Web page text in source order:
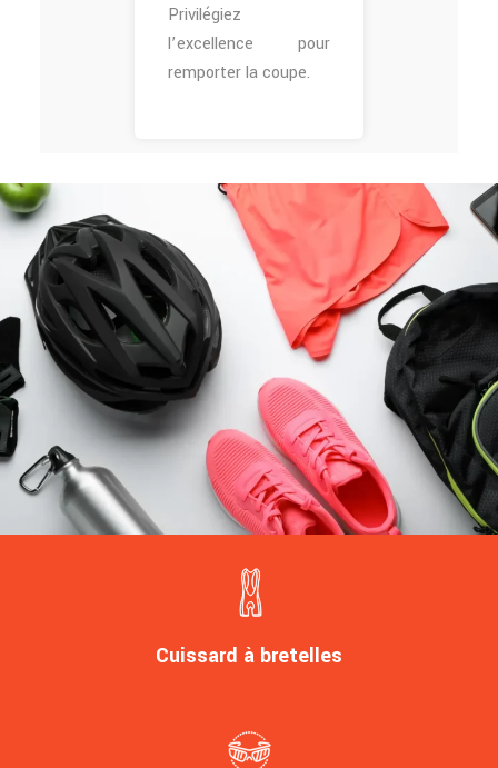
Privilégiez
l’excellence pour
remporter la coupe.
Cuissard à bretelles